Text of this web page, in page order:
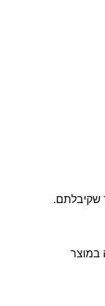
שקיבלתם.
במוצר